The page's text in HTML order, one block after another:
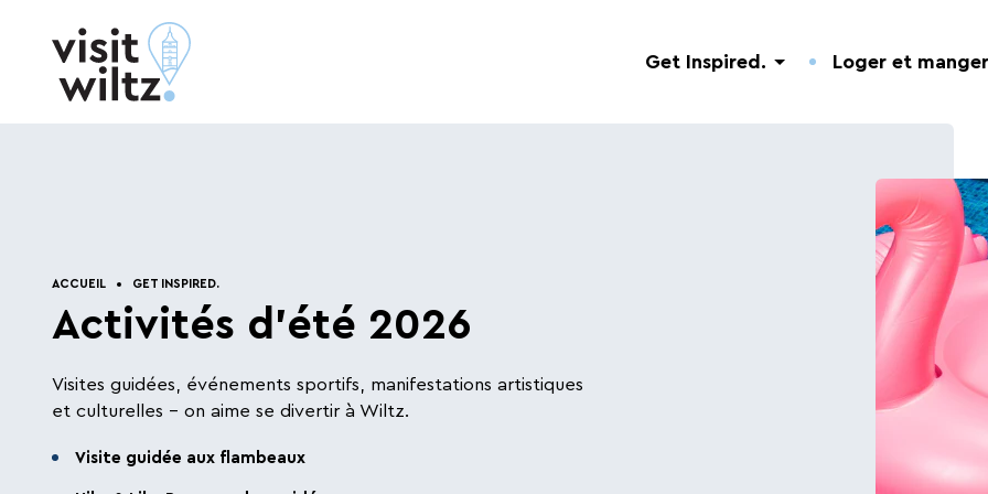
Get Inspired.
Inspired.
Connectivité, productivité, efficacité, le
monde d’aujourd’hui tourne à un rythme
prendre du recul, prendre le temps de
Loger et
ACCUEIL GET INSPIRED.
Activités d'été 2026
Visites guidées, événements sportifs, manifestations artistiques
et culturelles - on aime se divertir à Wiltz.
Visite guidée aux flambeaux